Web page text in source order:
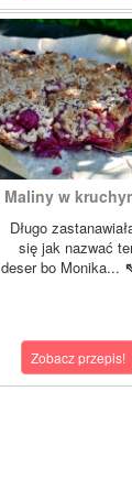
Maliny w
Długo
się jak nazwać
deser bo Monika...
Zobacz przepis!